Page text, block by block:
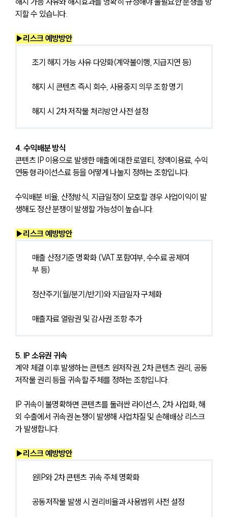
지할 수 있습니다.
▶리스크 예방방안
조기 해지 가능 사유 다양화(계약불이행, 지급지연 등)
해지 시 콘텐츠 즉시 회수, 사용중지 의무 조항 명기
해지 시 2차 저작물 처리방안 사전 설정
4. 수익배분 방식
콘텐츠 IP 이용으로 발생한 매출에 대한 로열티, 정액이용료, 수익
연동형 라이선스료 등을 어떻게 나눌지 정하는 조항입니다.
수익배분 비율, 산정방식, 지급일정이 모호할 경우 사업이익이 발
생해도 정산 분쟁이 발생할 가능성이 높습니다.
▶리스크 예방방안
매출 산정기준 명확화 (VAT 포함여부, 수수료 공제여
부 등)
정산주기(월/분기/반기)와 지급일자 구체화
매출자료 열람권 및 감사권 조항 추가
5. IP 소유권 귀속
계약 체결 이후 발생하는 콘텐츠 원저작권, 2차 콘텐츠 권리, 공동
저작물 권리 등을 귀속할 주체를 정하는 조항입니다.
IP 귀속이 불명확하면 콘텐츠를 둘러싼 라이선스, 2차 사업화, 해
외 수출에서 귀속권 논쟁이 발생해 사업차질 및 손해배상 리스크
가 발생합니다.
▶리스크 예방방안
원IP와 2차 콘텐츠 귀속 주체 명확화
공동저작물 발생 시 권리비율과 사용범위 사전 설정